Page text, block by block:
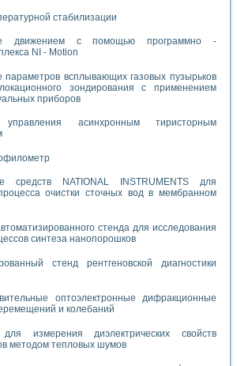
стабилизации
движением с помощью программно -
NI - Motion
параметров всплывающих газовых пузырьков
зондирования с применением
приборов
асинхронным тиристорным
средств NATIONAL INSTRUMENTS для
очистки сточных вод в мембранном
стенда для исследования
синтеза нанопорошков
стенд рентгеновской диагностики
оптоэлектронные дифракционные
и колебаний
для измерения диэлектрических свойств
методом тепловых шумов